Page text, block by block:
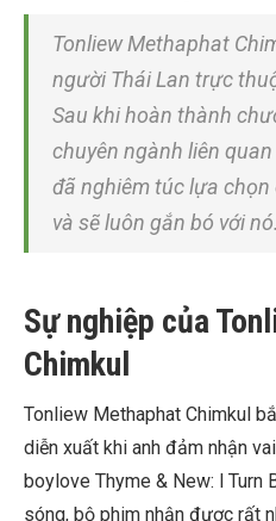
Tonliew Methaphat
người Thái Lan trực
Sau khi hoàn thành
chuyên ngành liên
đã nghiêm túc lựa
và sẽ luôn gắn bó với nó.
Sự nghiệp của
Chimkul
Tonliew Methaphat Chimkul
diễn xuất khi anh đảm nhận
boylove Thyme & New: l Turn
sóng, bộ phim nhận được rất